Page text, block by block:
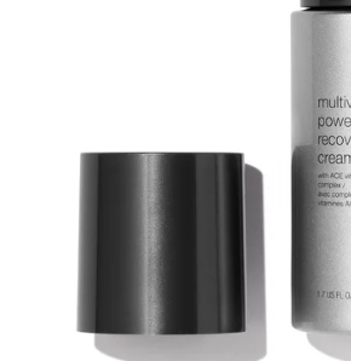
EXPÉDITION LE JOUR-